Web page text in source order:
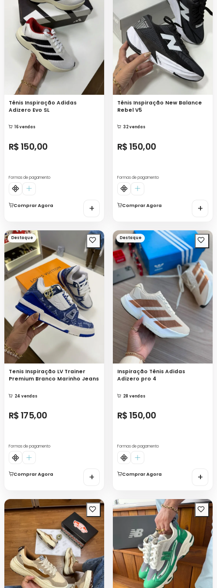
Tênis Inspiração Adidas
Adizero Evo SL
16 vendas
R$ 150,00
Formas de pagamento
Comprar Agora +
Tênis Inspiração New Balance
Rebel V5
32 vendas
R$ 150,00
Formas de pagamento
Comprar Agora +
Destaque
Tenis Inspiração LV Trainer
Premium Branco Marinho Jeans
24 vendas
R$ 175,00
Formas de pagamento
Comprar Agora +
Destaque
Inspiração Tênis Adidas
Adizero pro 4
28 vendas
R$ 150,00
Formas de pagamento
Comprar Agora +